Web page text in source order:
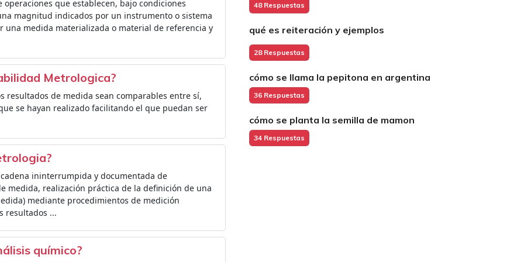
operaciones que establecen, bajo condiciones
magnitud indicados por un instrumento o sistema
una medida materializada o material de referencia y
Metrologica?
de medida sean comparables entre sí,
se hayan realizado facilitando el que puedan ser
ininterrumpida y documentada de
medida, realización práctica de la definición de una
mediante procedimientos de medición
resultados ...
químico?
48 Respuestas
qué es reiteración y ejemplos
28 Respuestas
cómo se llama la pepitona en argentina
36 Respuestas
cómo se planta la semilla de mamon
34 Respuestas